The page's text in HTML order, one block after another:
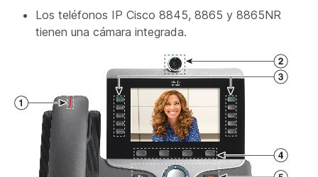
Los teléfonos IP Cisco 8845, 8865 y 8865NR
tienen una cámara integrada.